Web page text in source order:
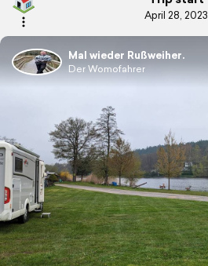
April 28, 2023
Mal wieder Rußweiher.
Der Womofahrer